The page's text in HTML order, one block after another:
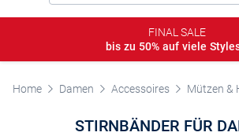
FINAL SALE
bis zu 50% auf viele
Home Damen Accessoires Mützen &
STIRNBÄNDER FÜR